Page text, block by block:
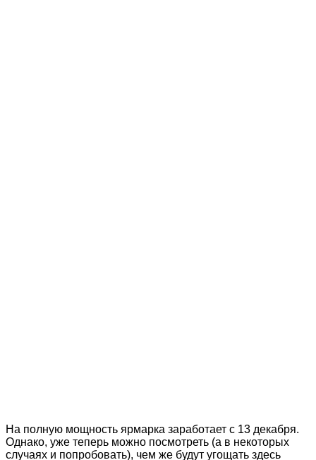
На полную мощность ярмарка заработает с 13 декабря.
Однако, уже теперь можно посмотреть (а в некоторых
случаях и попробовать), чем же будут угощать здесь